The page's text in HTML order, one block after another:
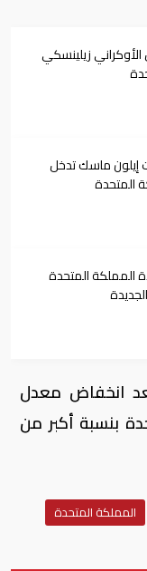
الأوكراني زيلينسكي
ماسك تدخل
المتحدة
المملكة المتحدة
انخفاض معدل
بنسبة أكبر من
المملكة المتحدة